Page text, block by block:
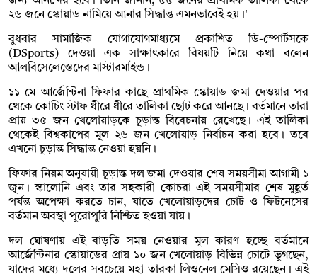
২৬ জনে স্কোয়াড নামিয়ে আনার সিদ্ধান্ত এমনভাবেই হয়।'
বুধবার সামাজিক যোগাযোগমাধ্যমে প্রকাশিত ডি-স্পোর্টসকে
(DSports) দেওয়া এক সাক্ষাৎকারে বিষয়টি নিয়ে কথা বলেন
আলবিসেলেস্তেদের মাস্টারমাইন্ড।
১১ মে আর্জেন্টিনা ফিফার কাছে প্রাথমিক স্কোয়াড জমা দেওয়ার পর
থেকে কোচিং স্টাফ ধীরে ধীরে তালিকা ছোট করে আনছে। বর্তমানে তারা
প্রায় ৩৫ জন খেলোয়াড়কে চূড়ান্ত বিবেচনায় রেখেছে। এই তালিকা
থেকেই বিশ্বকাপের মূল ২৬ জন খেলোয়াড় নির্বাচন করা হবে। তবে
এখনো চূড়ান্ত সিদ্ধান্ত নেওয়া হয়নি।
ফিফার নিয়ম অনুযায়ী চূড়ান্ত দল জমা দেওয়ার শেষ সময়সীমা আগামী ১
জুন। স্কালোনি এবং তার সহকারী কোচরা এই সময়সীমার শেষ মুহূর্ত
পর্যন্ত অপেক্ষা করতে চান, যাতে খেলোয়াড়দের চোট ও ফিটনেসের
বর্তমান অবস্থা পুরোপুরি নিশ্চিত হওয়া যায়।
দল ঘোষণায় এই বাড়তি সময় নেওয়ার মূল কারণ হচ্ছে বর্তমানে
আর্জেন্টিনার স্কোয়াডের প্রায় ১০ জন খেলোয়াড় বিভিন্ন চোটে ভুগছেন,
যাদের মধ্যে দলের সবচেয়ে মহা তারকা লিওনেল মেসিও রয়েছেন। এই